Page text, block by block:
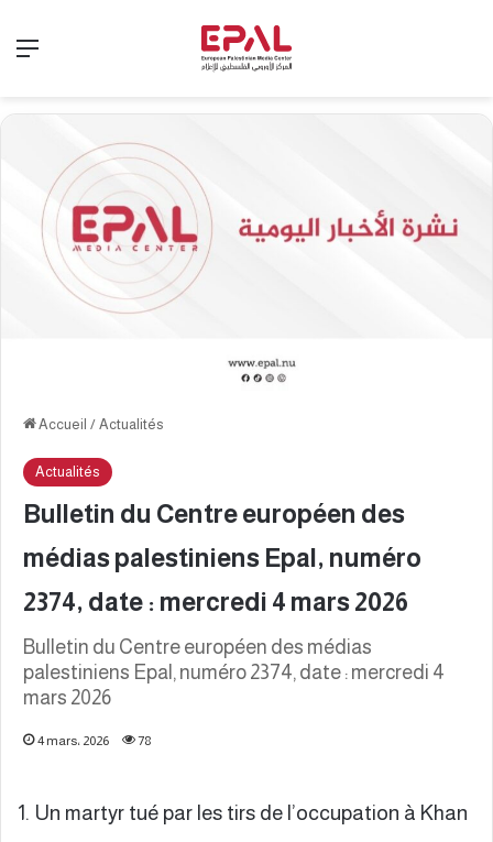
Accueil / Actualités
Actualités
Bulletin du Centre européen des
médias palestiniens Epal, numéro
2374, date : mercredi 4 mars 2026
Bulletin du Centre européen des médias
palestiniens Epal, numéro 2374, date : mercredi 4
mars 2026
4 mars، 2026 78
1. Un martyr tué par les tirs de l’occupation à Khan